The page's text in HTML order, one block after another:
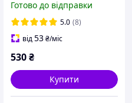
Готово до відправки
5.0 (8)
від53₴/міс
530₴
Купити